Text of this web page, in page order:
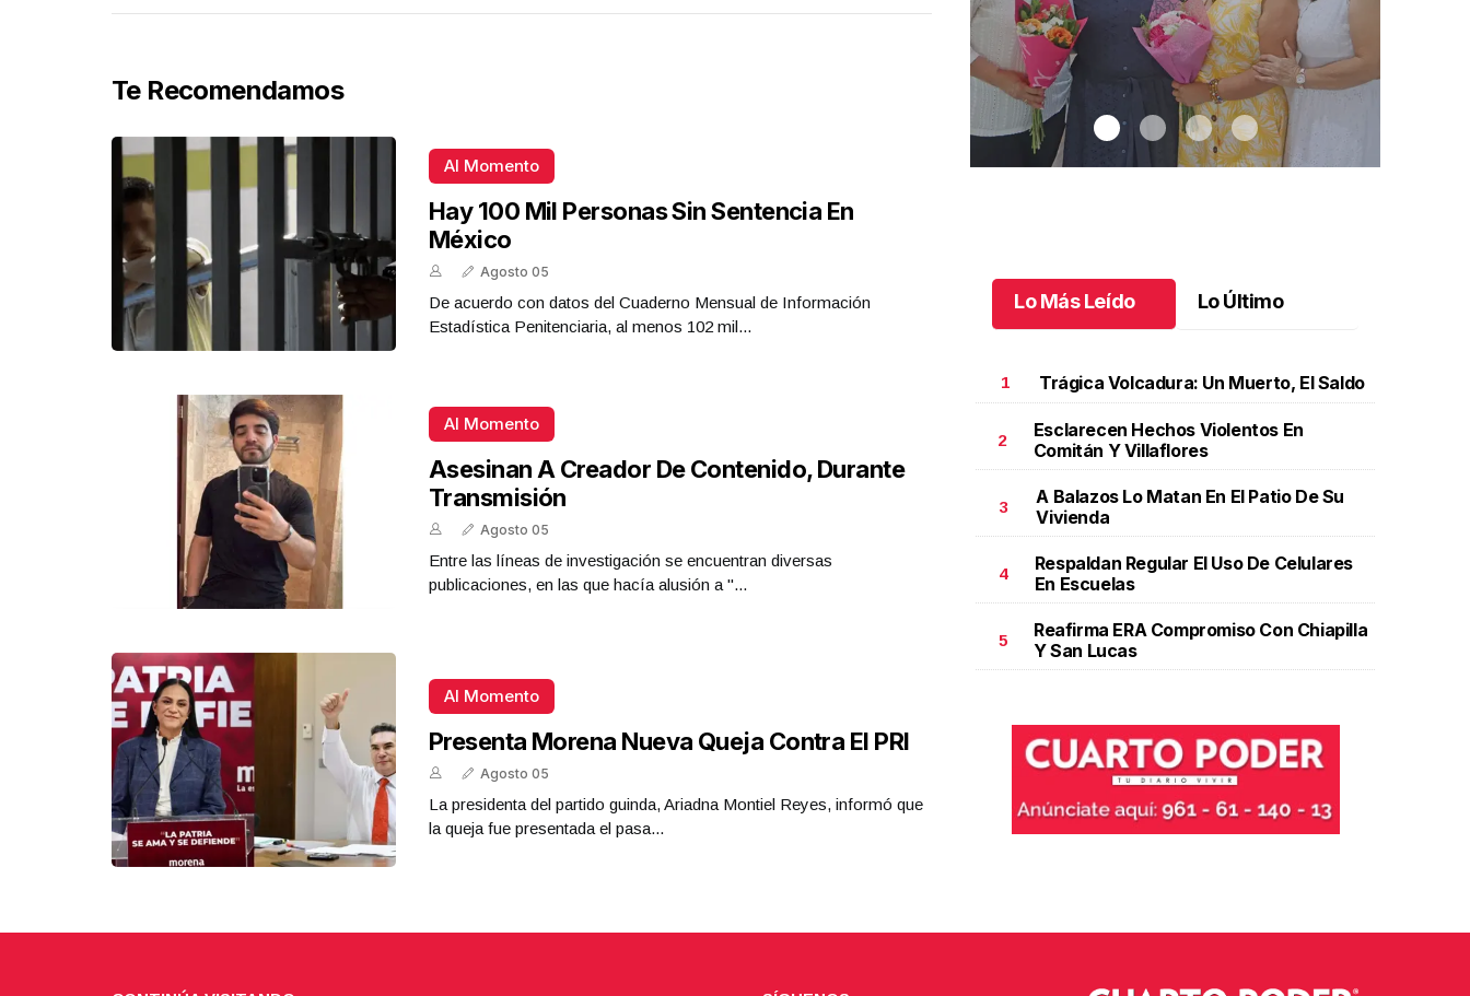
Te Recomendamos
Al Momento
Hay 100 Mil Personas Sin Sentencia En
México
Agosto 05
De acuerdo con datos del Cuaderno Mensual de Información
Estadística Penitenciaria, al menos 102 mil...
Al Momento
Asesinan A Creador De Contenido, Durante
Transmisión
Agosto 05
Entre las líneas de investigación se encuentran diversas
publicaciones, en las que hacía alusión a "...
Al Momento
Presenta Morena Nueva Queja Contra El PRI
Agosto 05
La presidenta del partido guinda, Ariadna Montiel Reyes, informó que
la queja fue presentada el pasa...
REPORTE4 | 03 10 2025 con Rodolfo Flores
Octubre 03 l 10 Visitas
Una emotiva jubilación en educación especial
emotiva jubilación en educación especial
Octubre 04 l
Lo Más Leído Lo Último
1 Trágica Volcadura: Un Muerto, El Saldo
2
Esclarecen Hechos Violentos En
Comitán Y Villaflores
3
A Balazos Lo Matan En El Patio De Su
Vivienda
4
Respaldan Regular El Uso De Celulares
En Escuelas
5
Reafirma ERA Compromiso Con Chiapilla
Y San Lucas